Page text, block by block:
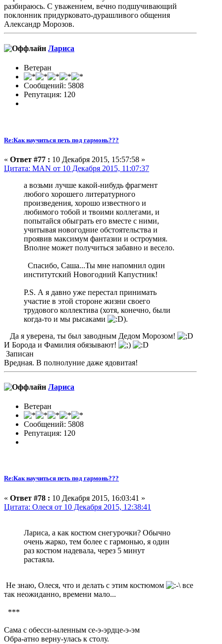
разбираюсь. С уважением, вечно подшучивающий
поклонник придурковато-дурашливого общения
Александр Морозов.
Лариса
Ветеран
Сообщений: 5808
Репутация: 120
Re:Как научиться петь под гармонь???
« Ответ #77 : 10 Декабря 2015, 15:57:58 »
Цитата: MAN от 10 Декабря 2015, 11:07:37
а возьми лучше какой-нибудь фрагмент
любого хорошего литературного
произведения, хорошо известного и
любимого тобой и твоими коллегами, и
попытайся обыграть его вместе с ними,
учитывая новогодние обстоятельства и
проявив максимум фантазии и остроумия.
Вполне может получиться забавно и весело.
Спасибо, Саша...Ты мне напомнил один
институтский Новогодний Капустник!
P.S. А я давно уже перестал принимать
участие в этой стороне жизни своего
трудового коллектива (хотя, конечно, были
когда-то и мы рысаками
).
Да я уверена, ты был заводным Дедом Морозом!
И Борода и Фамилия обязывают!
Записан
Вредная. В полнолуние даже ядовитая!
Лариса
Ветеран
Сообщений: 5808
Репутация: 120
Re:Как научиться петь под гармонь???
« Ответ #78 : 10 Декабря 2015, 16:03:41 »
Цитата: Олеся от 10 Декабря 2015, 12:38:41
Лариса, а как костюм снегурочки? Обычно
очень жарко, тем более с гармонью, я один
раз костюм надевала, через 5 минут
растаяла.
Не знаю, Олеся, что и делать с этим костюмом
все
так неожиданно, времени мало...
***
Сама с обесси-ыленным се-э-эрдце-э-эм
Обра-атно верну-улась к столу.